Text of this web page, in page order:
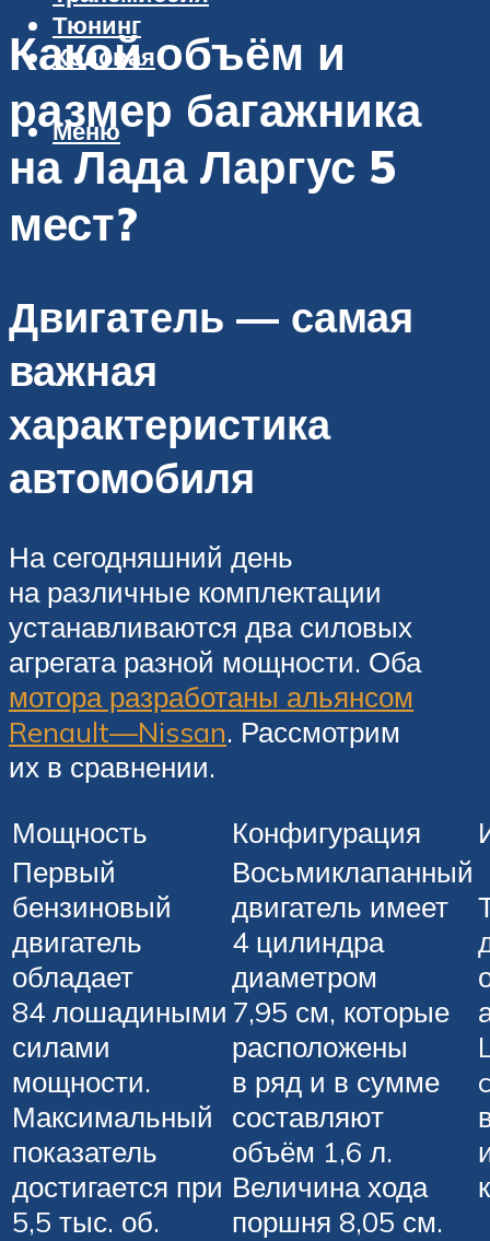
Тюнинг
Ходовая
Меню
Какой объём и
размер багажника
на Лада Ларгус 5
мест?
Двигатель — самая
важная
характеристика
автомобиля
На сегодняшний день
на различные комплектации
устанавливаются два силовых
агрегата разной мощности. Оба
мотора разработаны альянсом
Renault—Nissan. Рассмотрим
их в сравнении.
Мощность
Конфигурация
Первый
бензиновый
двигатель
обладает
84 лошадиными
силами
мощности.
Максимальный
показатель
достигается при
5,5 тыс. об.
Восьмиклапанный
двигатель имеет
4 цилиндра
диаметром
7,95 см, которые
расположены
в ряд и в сумме
составляют
объём 1,6 л.
Величина хода
поршня 8,05 см.